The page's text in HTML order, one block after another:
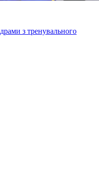
з тренувального